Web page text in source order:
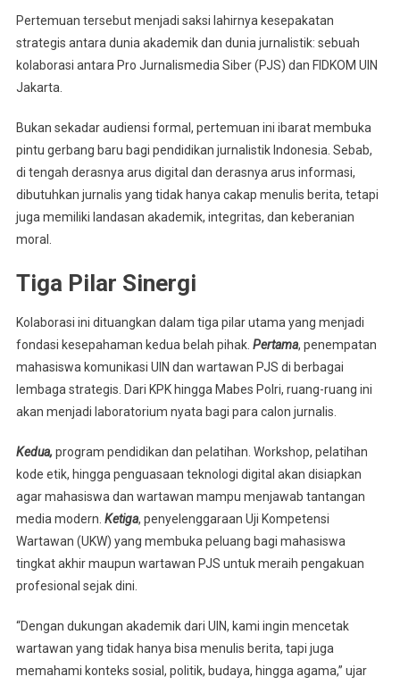
Kampus
Dan
Pers
Pertemuan tersebut menjadi saksi lahirnya kesepakatan
strategis antara dunia akademik dan dunia jurnalistik: sebuah
kolaborasi antara Pro Jurnalismedia Siber (PJS) dan FIDKOM UIN
Jakarta.
Bukan sekadar audiensi formal, pertemuan ini ibarat membuka
pintu gerbang baru bagi pendidikan jurnalistik Indonesia. Sebab,
di tengah derasnya arus digital dan derasnya arus informasi,
dibutuhkan jurnalis yang tidak hanya cakap menulis berita, tetapi
juga memiliki landasan akademik, integritas, dan keberanian
moral.
Tiga Pilar Sinergi
Kolaborasi ini dituangkan dalam tiga pilar utama yang menjadi
fondasi kesepahaman kedua belah pihak. Pertama, penempatan
mahasiswa komunikasi UIN dan wartawan PJS di berbagai
lembaga strategis. Dari KPK hingga Mabes Polri, ruang-ruang ini
akan menjadi laboratorium nyata bagi para calon jurnalis.
Kedua, program pendidikan dan pelatihan. Workshop, pelatihan
kode etik, hingga penguasaan teknologi digital akan disiapkan
agar mahasiswa dan wartawan mampu menjawab tantangan
media modern. Ketiga, penyelenggaraan Uji Kompetensi
Wartawan (UKW) yang membuka peluang bagi mahasiswa
tingkat akhir maupun wartawan PJS untuk meraih pengakuan
profesional sejak dini.
“Dengan dukungan akademik dari UIN, kami ingin mencetak
wartawan yang tidak hanya bisa menulis berita, tapi juga
memahami konteks sosial, politik, budaya, hingga agama,” ujar